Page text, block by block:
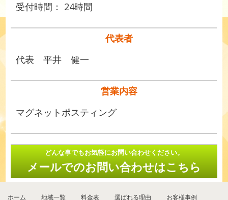
受付時間： 24時間
代表者
代表 平井 健一
営業内容
マグネットポスティング
どんな事でもお気軽にお問い合わせください。
メールでのお問い合わせはこちら
ホーム 地域一覧 料金表 選ばれる理由 お客様事例